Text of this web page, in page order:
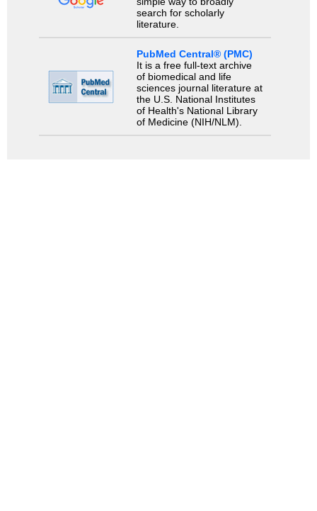
search for scholarly
literature.
PubMed Central® (PMC)
It is a free full-text archive
of biomedical and life
sciences journal literature at
the U.S. National Institutes
of Health's National Library
of Medicine (NIH/NLM).